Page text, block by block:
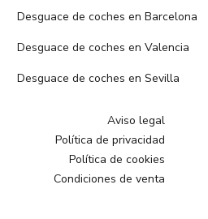
Desguace de coches en Barcelona
Desguace de coches en Valencia
Desguace de coches en Sevilla
Aviso legal
Política de privacidad
Política de cookies
Condiciones de venta